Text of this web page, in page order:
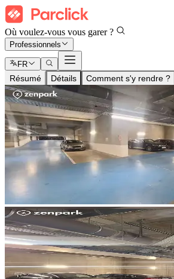
Où voulez-vous vous garer ?
Professionnels
FR
Résumé Détails Comment s'y rendre ?